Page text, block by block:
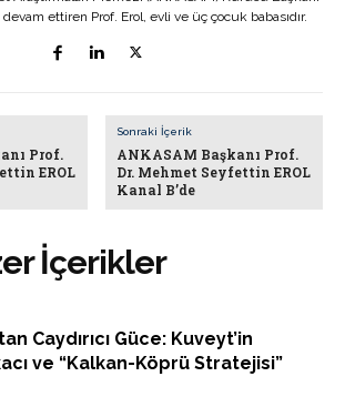
İçerikler
Caydırıcı Güce: Kuveyt’in
ve “Kalkan-Köprü Stratejisi”
devam ettiren Prof. Erol, evli ve üç çocuk babasıdır.
Prof.
EROL
Sonraki İçerik
ANKASAM Başkanı Prof.
Dr. Mehmet Seyfettin EROL
Kanal B’de